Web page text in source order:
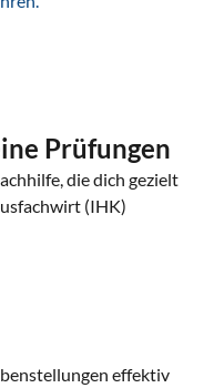
Prüfungen
die dich gezielt
(IHK)
effektiv